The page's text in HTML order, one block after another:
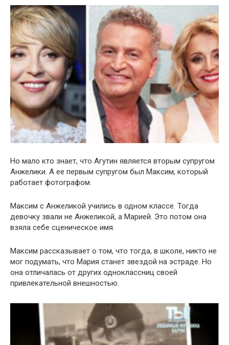
Но мало кто знает, что Агутин является вторым супругом
Анжелики. А ее первым супругом был Максим, который
работает фотографом.
Максим с Анжеликой учились в одном классе. Тогда
девочку звали не Анжеликой, а Марией. Это потом она
взяла себе сценическое имя.
Максим рассказывает о том, что тогда, в школе, никто не
мог подумать, что Мария станет звездой на эстраде. Но
она отличалась от других одноклассниц своей
привлекательной внешностью.